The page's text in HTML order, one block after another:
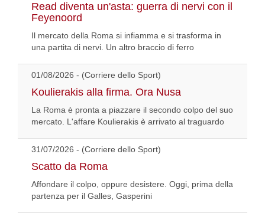
Read diventa un'asta: guerra di nervi con il
Feyenoord
Il mercato della Roma si infiamma e si trasforma in
una partita di nervi. Un altro braccio di ferro
01/08/2026 - (Corriere dello Sport)
Koulierakis alla firma. Ora Nusa
La Roma è pronta a piazzare il secondo colpo del suo
mercato. L'affare Koulierakis è arrivato al traguardo
31/07/2026 - (Corriere dello Sport)
Scatto da Roma
Affondare il colpo, oppure desistere. Oggi, prima della
partenza per il Galles, Gasperini